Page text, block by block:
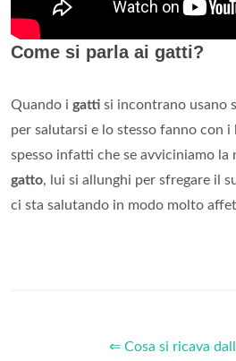
Come si parla ai gatti?
Quando i gatti si incontrano usano
per salutarsi e lo stesso fanno con
spesso infatti che se avviciniamo la
gatto, lui si allunghi per sfregare il
ci sta salutando in modo molto
⇐ Cosa si ricava